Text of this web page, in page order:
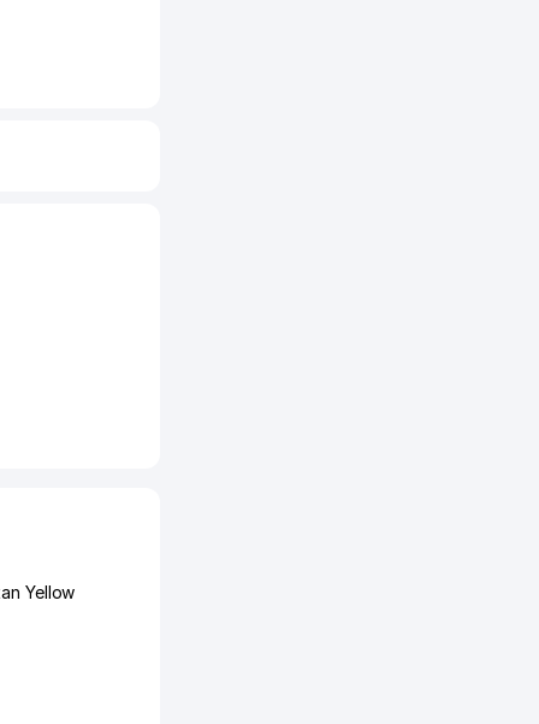
Yellow